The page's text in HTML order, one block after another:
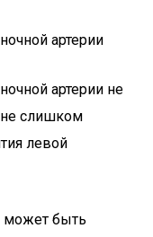
артерии
артерии не
слишком
левой
может быть